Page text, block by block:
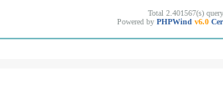
Total 2.401567(s)
Powered by PHPWind v6.0